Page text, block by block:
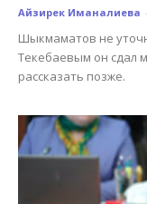
Айзирек Иманалиева -
Шыкмаматов не
Текебаевым он сдал
рассказать позже.